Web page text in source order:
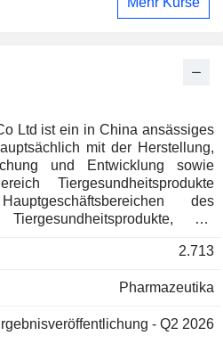
Ltd ist ein in China ansässiges
mit der Herstellung,
und Entwicklung sowie
Tiergesundheitsprodukte
des
die
Zu den Produktkategorien
Dienstleistungen im Bereich der
umfasst sowohl den
2.713
Pharmazeutika
- Q2 2026